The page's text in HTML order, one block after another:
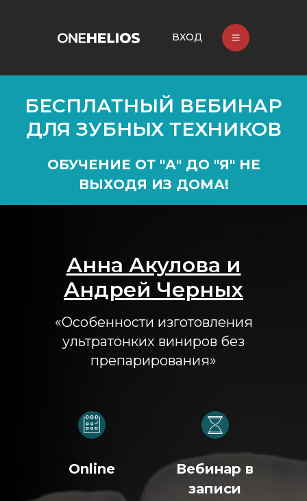
ВХОД
БЕСПЛАТНЫЙ ВЕБИНАР
ДЛЯ ЗУБНЫХ ТЕХНИКОВ
ОБУЧЕНИЕ ОТ "А" ДО "Я" НЕ
ВЫХОДЯ ИЗ ДОМА!
Анна Акулова и
Андрей Черных
«Особенности изготовления
ультратонких виниров без
препарирования»
Online
Вебинар в
записи